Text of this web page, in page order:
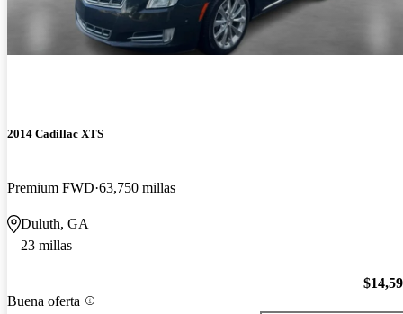
2014 Cadillac XTS
Premium FWD 63,750 millas
Duluth, GA
23 millas
Buena oferta